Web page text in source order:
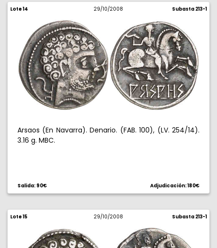
Lote 14 29/10/2008 Subasta 213-1
Arsaos (En Navarra). Denario. (FAB. 100), (LV. 254/14).
3.16 g. MBC.
Salida: 90€ Adjudicación: 180€
Lote 15 29/10/2008 Subasta 213-1